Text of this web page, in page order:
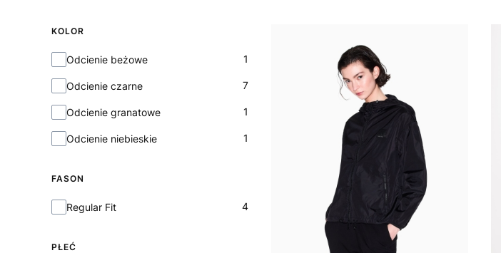
KOLOR
Kolor
Odcienie beżowe 1
Odcienie czarne 7
Odcienie granatowe 1
Odcienie niebieskie 1
FASON
Fason
Regular Fit 4
PŁEĆ